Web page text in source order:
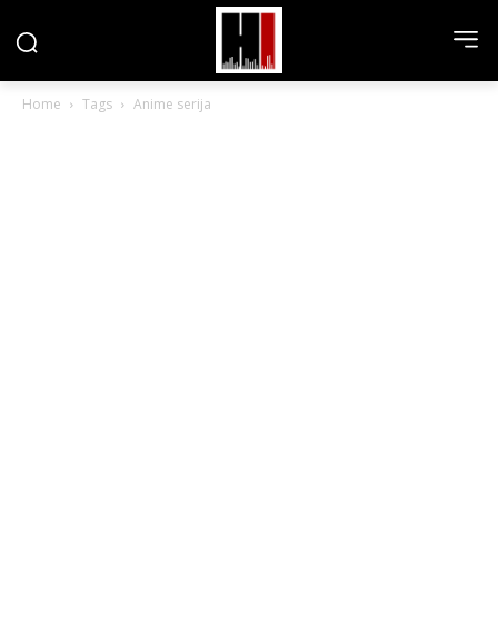
Home Tags Anime serija